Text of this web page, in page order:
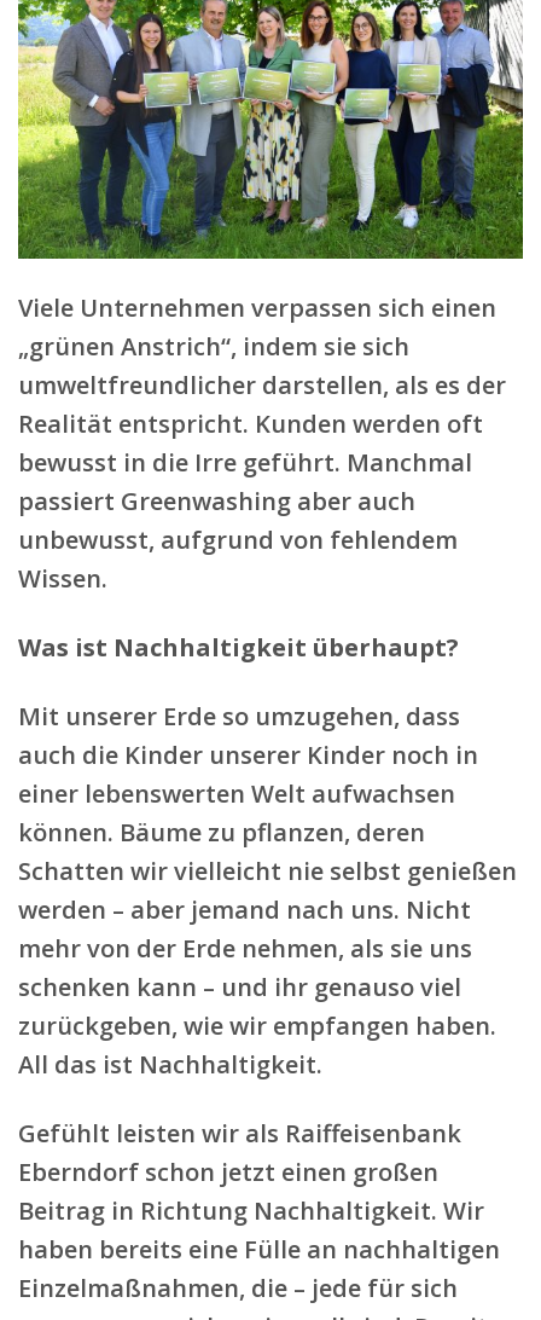
Viele Unternehmen verpassen sich einen
„grünen Anstrich“, indem sie sich
umweltfreundlicher darstellen, als es der
Realität entspricht. Kunden werden oft
bewusst in die Irre geführt. Manchmal
passiert Greenwashing aber auch
unbewusst, aufgrund von fehlendem
Wissen.
Was ist Nachhaltigkeit überhaupt?
Mit unserer Erde so umzugehen, dass
auch die Kinder unserer Kinder noch in
einer lebenswerten Welt aufwachsen
können. Bäume zu pflanzen, deren
Schatten wir vielleicht nie selbst genießen
werden – aber jemand nach uns. Nicht
mehr von der Erde nehmen, als sie uns
schenken kann – und ihr genauso viel
zurückgeben, wie wir empfangen haben.
All das ist Nachhaltigkeit.
Gefühlt leisten wir als Raiffeisenbank
Eberndorf schon jetzt einen großen
Beitrag in Richtung Nachhaltigkeit. Wir
haben bereits eine Fülle an nachhaltigen
Einzelmaßnahmen, die – jede für sich